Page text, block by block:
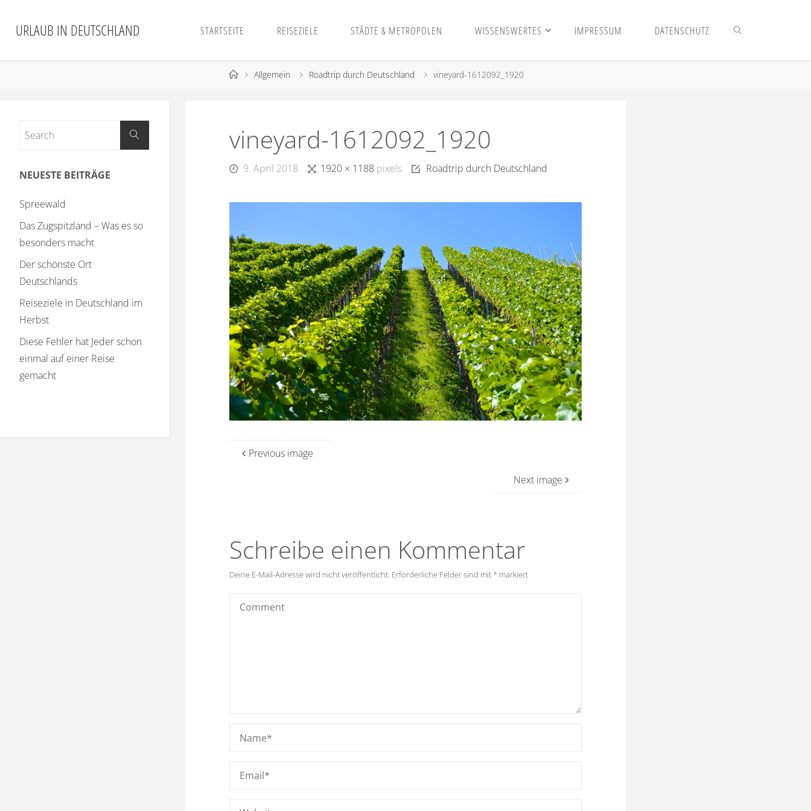
URLAUB IN DEUTSCHLAND STARTSEITE REISEZIELE STÄDTE & METROPOLEN WISSENSWERTES IMPRESSUM DATENSCHUTZ
Allgemein Roadtrip durch Deutschland vineyard-1612092_1920
vineyard-1612092_1920
9. April 2018 1920 × 1188 pixels Roadtrip durch Deutschland
Previous image
Next image
Schreibe einen Kommentar
Deine E-Mail-Adresse wird nicht veröffentlicht. Erforderliche Felder sind mit * markiert
NEUESTE BEITRÄGE
Spreewald
Das Zugspitzland – Was es so
besonders macht
Der schönste Ort
Deutschlands
Reiseziele in Deutschland im
Herbst
Diese Fehler hat Jeder schon
einmal auf einer Reise
gemacht